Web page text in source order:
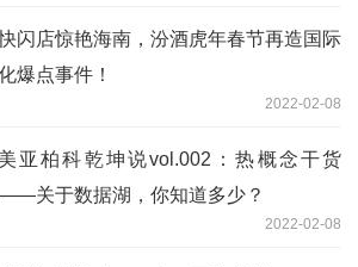
闪店惊艳海南，汾酒虎年春节再造国际
爆点事件！
2022-02-08
美亚柏科乾坤说vol.002：热概念干货
关于数据湖，你知道多少？
2022-02-08